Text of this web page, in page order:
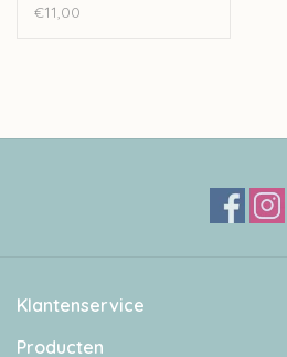
€11,00
Klantenservice
Producten